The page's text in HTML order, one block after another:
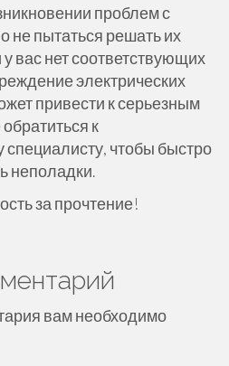
проблем с
не пытаться решать их
вас нет соответствующих
электрических
привести к серьезным
к
чтобы быстро
неполадки.
за прочтение!
вам необходимо